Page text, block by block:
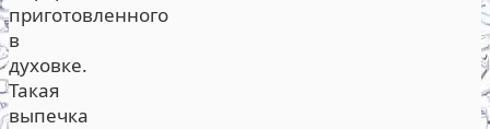
приготовленного
в
духовке.
Такая
выпечка